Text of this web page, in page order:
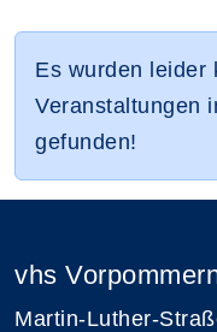
Es wurden leider
Veranstaltungen
gefunden!
vhs
Martin-Luther-